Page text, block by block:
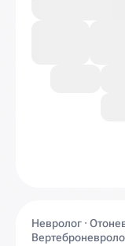
Невролог ·